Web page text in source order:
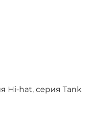
Hi-hat, серия Tank